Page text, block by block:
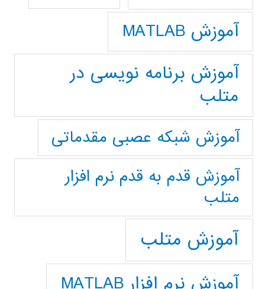
آموزش MATLAB
آموزش برنامه نویسی در
متلب
آموزش شبکه عصبی مقدماتی
آموزش قدم به قدم نرم افزار
متلب
آموزش متلب
آموزش نرم افزار MATLAB